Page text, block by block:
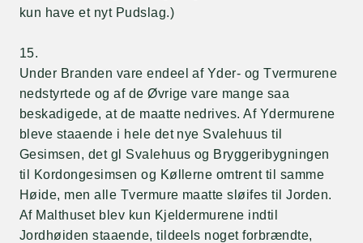
kun have et nyt Pudslag.)
15.
Under Branden vare endeel af Yder- og Tvermurene
nedstyrtede og af de Øvrige vare mange saa
beskadigede, at de maatte nedrives. Af Ydermurene
bleve staaende i hele det nye Svalehuus til
Gesimsen, det gl Svalehuus og Bryggeribygningen
til Kordongesimsen og Køllerne omtrent til samme
Høide, men alle Tvermure maatte sløifes til Jorden.
Af Malthuset blev kun Kjeldermurene indtil
Jordhøiden staaende, tildeels noget forbrændte,